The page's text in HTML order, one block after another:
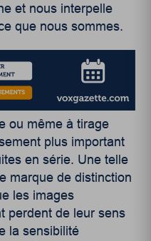
et nous interpelle
que nous sommes.
ou même à tirage
plus important
en série. Une telle
marque de distinction
les images
perdent de leur sens
la sensibilité